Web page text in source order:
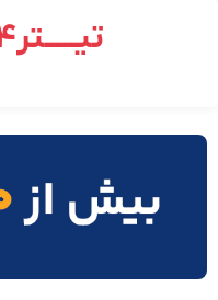
تیـــــتر24